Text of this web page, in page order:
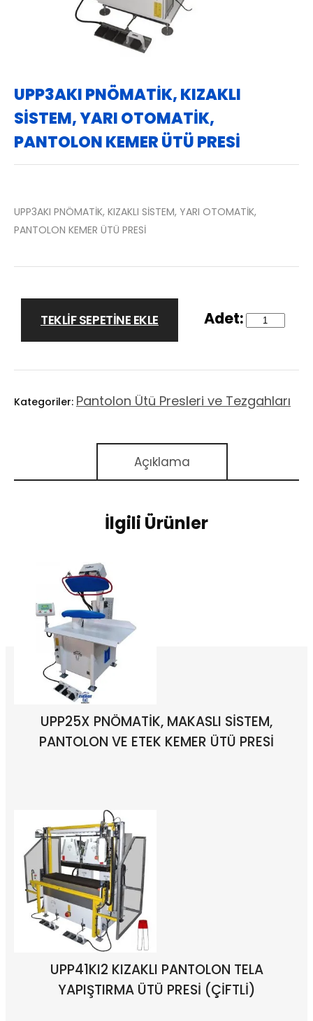
UPP3AKI PNÖMATİK, KIZAKLI
SİSTEM, YARI OTOMATİK,
PANTOLON KEMER ÜTÜ PRESİ
UPP3AKI PNÖMATİK, KIZAKLI SİSTEM, YARI OTOMATİK,
PANTOLON KEMER ÜTÜ PRESİ
TEKLIF SEPETINE EKLE
Kategoriler: Pantolon Ütü Presleri ve Tezgahları
Açıklama
İlgili Ürünler
UPP25X PNÖMATİK, MAKASLI SİSTEM,
PANTOLON VE ETEK KEMER ÜTÜ PRESİ
UPP41KI2 KIZAKLI PANTOLON TELA
YAPIŞTIRMA ÜTÜ PRESİ (ÇİFTLİ)